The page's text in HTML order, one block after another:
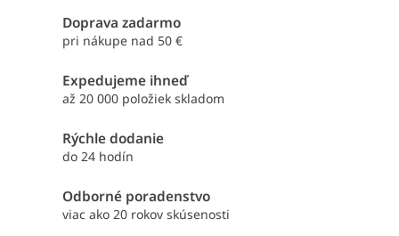
Doprava zadarmo
pri nákupe nad 50 €
Expedujeme ihneď
až 20 000 položiek skladom
Rýchle dodanie
do 24 hodín
Odborné poradenstvo
viac ako 20 rokov skúsenosti